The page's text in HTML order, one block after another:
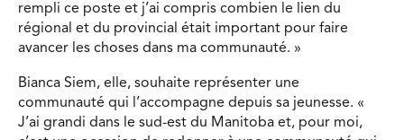
rempli ce poste et j’ai compris combien le lien du
régional et du provincial était important pour faire
avancer les choses dans ma communauté. »
Bianca Siem, elle, souhaite représenter une
communauté qui l’accompagne depuis sa jeunesse. «
J’ai grandi dans le sud-est du Manitoba et, pour moi,